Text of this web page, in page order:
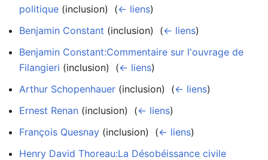
politique (inclusion) ‎ (← liens)
Benjamin Constant (inclusion) ‎ (← liens)
Benjamin Constant:Commentaire sur l'ouvrage de
Filangieri (inclusion) ‎ (← liens)
Arthur Schopenhauer (inclusion) ‎ (← liens)
Ernest Renan (inclusion) ‎ (← liens)
François Quesnay (inclusion) ‎ (← liens)
Henry David Thoreau:La Désobéissance civile